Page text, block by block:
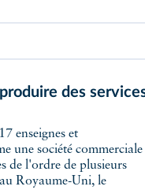
des
une société commerciale
de l'ordre de plusieurs
Royaume-Uni, le
117 établissements dans
il est propriétaire,
et annonçait, en